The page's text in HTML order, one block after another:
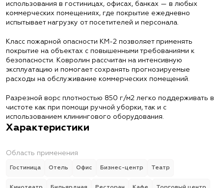
использования в гостиницах, офисах, банках — в любых
коммерческих помещениях, где покрытие ежедневно
испытывает нагрузку от посетителей и персонала.
Класс пожарной опасности КМ-2 позволяет применять
покрытие на объектах с повышенными требованиями к
безопасности. Ковролин рассчитан на интенсивную
эксплуатацию и помогает сохранять прогнозируемые
расходы на обслуживание коммерческих помещений.
Разрезной ворс плотностью 850 г/м2 легко поддерживать в
чистоте как при помощи ручной уборки, так и с
использованием клинингового оборудования.
Характеристики
Область применения
Гостиница Отель Офис Бизнес-центр Театр